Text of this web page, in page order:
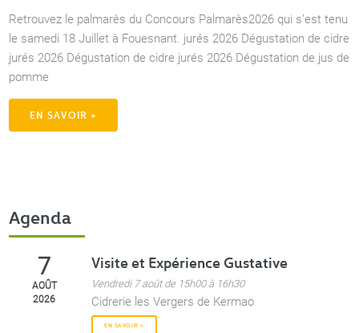
Retrouvez le palmarès du Concours Palmarès2026 qui s’est tenu
le samedi 18 Juillet à Fouesnant. jurés 2026 Dégustation de cidre
jurés 2026 Dégustation de cidre jurés 2026 Dégustation de jus de
pomme
EN SAVOIR +
Agenda
7
AOÛT
2026
Visite et Expérience Gustative
Vendredi 7 août de 15h00 à 16h30
Cidrerie les Vergers de Kermao
EN SAVOIR +